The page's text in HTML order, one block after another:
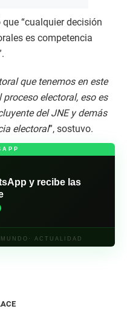
“cualquier decisión
es competencia
que tenemos en este
electoral, eso es
del JNE y demás
electoral”, sostuvo.
y recibe las
ACTUALIDAD